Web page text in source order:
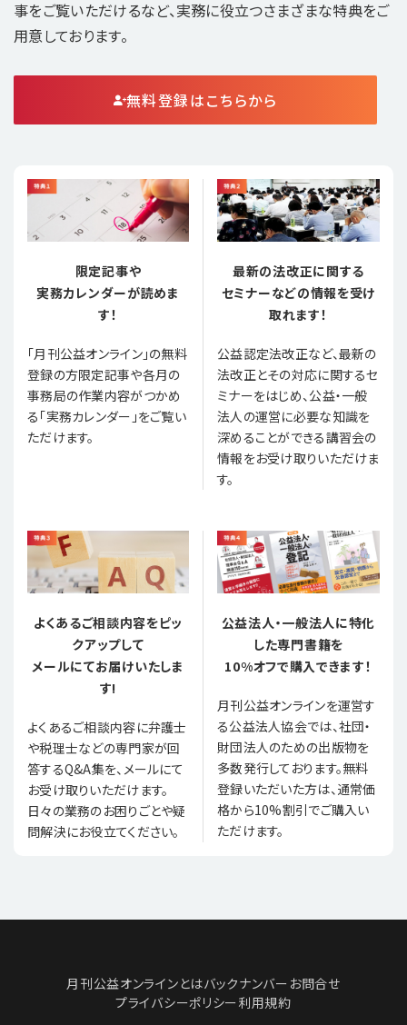
事をご覧いただけるなど、実務に役立つさまざまな特典をご
用意しております。
無料登録はこちらから
限定記事や
実務カレンダーが読めま
す！
「月刊公益オンライン」の無料
登録の方限定記事や各月の
事務局の作業内容がつかめ
る「実務カレンダー」をご覧い
ただけます。
最新の法改正に関する
セミナーなどの情報を受け
取れます！
公益認定法改正など、最新の
法改正とその対応に関するセ
ミナーをはじめ、公益・一般
法人の運営に必要な知識を
深めることができる講習会の
情報をお受け取りいただけま
す。
よくあるご相談内容をピッ
クアップして
メールにてお届けいたしま
す!
よくあるご相談内容に弁護士
や税理士などの専門家が回
答するQ&A集を、メールにて
お受け取りいただけます。
日々の業務のお困りごとや疑
問解決にお役立てください。
公益法人・一般法人に特化
した専門書籍を
10%オフで購入できます！
月刊公益オンラインを運営す
る公益法人協会では、社団・
財団法人のための出版物を
多数発行しております。無料
登録いただいた方は、通常価
格から10%割引でご購入い
ただけます。
月刊公益オンラインとはバックナンバー お問合せ
プライバシーポリシー利用規約